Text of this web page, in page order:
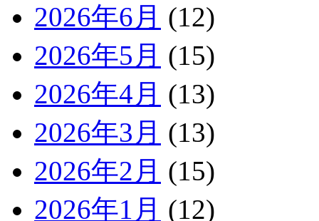
2026年6月 (12)
2026年5月 (15)
2026年4月 (13)
2026年3月 (13)
2026年2月 (15)
2026年1月 (12)